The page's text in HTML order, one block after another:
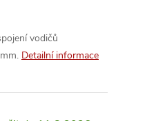
vodičů
Detailní informace